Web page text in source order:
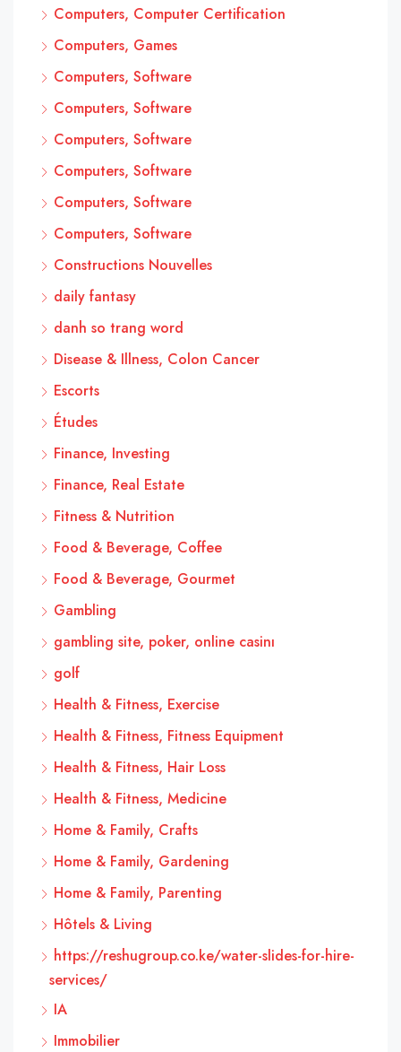
Computers, Computer Certification
Computers, Games
Computers, Software
Computers, Software
Computers, Software
Computers, Software
Computers, Software
Computers, Software
Constructions Nouvelles
daily fantasy
danh so trang word
Disease & Illness, Colon Cancer
Escorts
Études
Finance, Investing
Finance, Real Estate
Fitness & Nutrition
Food & Beverage, Coffee
Food & Beverage, Gourmet
Gambling
gambling site, poker, online casinı
golf
Health & Fitness, Exercise
Health & Fitness, Fitness Equipment
Health & Fitness, Hair Loss
Health & Fitness, Medicine
Home & Family, Crafts
Home & Family, Gardening
Home & Family, Parenting
Hôtels & Living
https://reshugroup.co.ke/water-slides-for-hire-
services/
IA
Immobilier